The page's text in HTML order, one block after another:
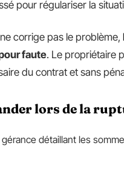
pour régulariser la
corrige pas le problème,
faute. Le propriétaire
du contrat et sans
lors de la
détaillant les